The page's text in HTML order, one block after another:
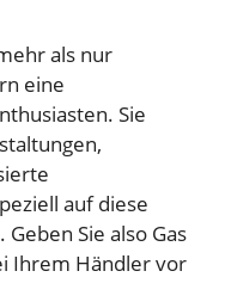
als nur
eine
Sie
auf diese
Sie also Gas
Ihrem Händler vor